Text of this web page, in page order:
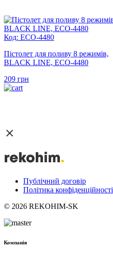
Код: ECO-4480
Пістолет для поливу 8 режимів,
BLACK LINE, ECO-4480
209 грн
Публічний договір
Політика конфіденційності
© 2026 REKOHIM-SK
Компанія